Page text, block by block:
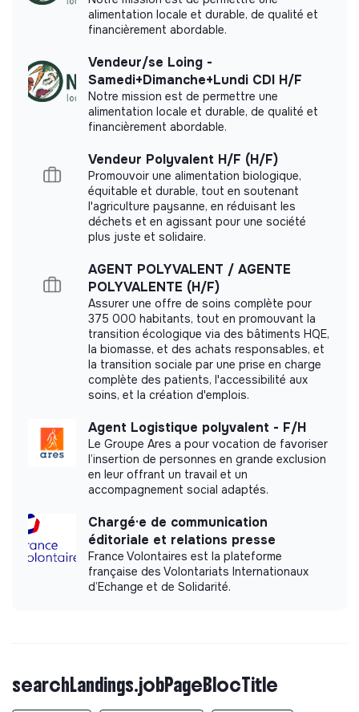
This structure did not communicate to us the
labels or certifications that it was able to obtain.
Documents
alimentation locale et durable, de qualité et
financièrement abordable.
Vendeur/se Loing -
Samedi+Dimanche+Lundi CDI H/F
Notre mission est de permettre une
alimentation locale et durable, de qualité et
financièrement abordable.
Vendeur Polyvalent H/F (H/F)
Promouvoir une alimentation biologique,
équitable et durable, tout en soutenant
l'agriculture paysanne, en réduisant les
déchets et en agissant pour une société
plus juste et solidaire.
AGENT POLYVALENT / AGENTE
POLYVALENTE (H/F)
Assurer une offre de soins complète pour
375 000 habitants, tout en promouvant la
transition écologique via des bâtiments HQE,
la biomasse, et des achats responsables, et
la transition sociale par une prise en charge
complète des patients, l'accessibilité aux
soins, et la création d'emplois.
Agent Logistique polyvalent - F/H
Le Groupe Ares a pour vocation de favoriser
l’insertion de personnes en grande exclusion
en leur offrant un travail et un
accompagnement social adaptés.
Chargé·e de communication
éditoriale et relations presse
France Volontaires est la plateforme
française des Volontariats Internationaux
d’Echange et de Solidarité.
searchLandings.jobPageBlocTitle